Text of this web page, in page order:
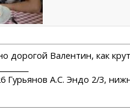
дорогой Валентин, как
Гурьянов А.С. Эндо 2/3,